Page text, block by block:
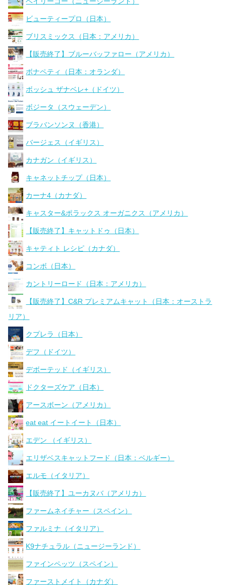
ビューティープロ（日本）
ブリスミックス（日本：アメリカ）
【販売終了】ブルーバッファロー（アメリカ）
ボナペティ（日本：オランダ）
ボッシュ ザナベレ+（ドイツ）
ボジータ（スウェーデン）
ブラバンソンヌ（香港）
バージェス（イギリス）
カナガン（イギリス）
キャネットチップ（日本）
カーナ4（カナダ）
キャスター&ポラックス オーガニクス（アメリカ）
【販売終了】キャットドゥ（日本）
キャティト レシピ（カナダ）
コンボ（日本）
カントリーロード（日本：アメリカ）
【販売終了】C&R プレミアムキャット（日本：オーストラ
リア）
クプレラ（日本）
デフ（ドイツ）
デボーテッド（イギリス）
ドクターズケア（日本）
アースボーン（アメリカ）
eat eat イートイート（日本）
エデン （イギリス）
エリザベスキャットフード（日本：ベルギー）
エルモ（イタリア）
【販売終了】ユーカヌバ（アメリカ）
ファームネイチャー（スペイン）
ファルミナ（イタリア）
K9ナチュラル（ニュージーランド）
ファインペッツ（スペイン）
ファーストメイト（カナダ）